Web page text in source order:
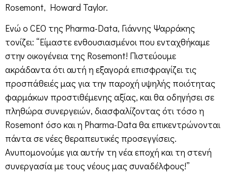
Rosemont, Howard Taylor.
Ενώ ο CEO της Pharma-Data, Γιάννης Ψαρράκης
τονίζει: “Είμαστε ενθουσιασμένοι που ενταχθήκαμε
στην οικογένεια της Rosemont! Πιστεύουμε
ακράδαντα ότι αυτή η εξαγορά επισφραγίζει τις
προσπάθειές μας για την παροχή υψηλής ποιότητας
φαρμάκων προστιθέμενης αξίας, και θα οδηγήσει σε
πληθώρα συνεργειών, διασφαλίζοντας ότι τόσο η
Rosemont όσο και η Pharma-Data θα επικεντρώνονται
πάντα σε νέες θεραπευτικές προσεγγίσεις.
Ανυπομονούμε για αυτήν τη νέα εποχή και τη στενή
συνεργασία με τους νέους μας συναδέλφους!”